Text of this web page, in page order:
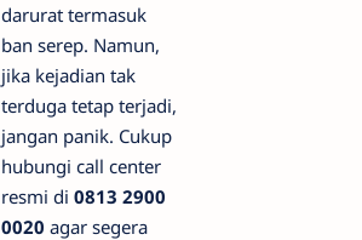
darurat termasuk
ban serep. Namun,
jika kejadian tak
terduga tetap terjadi,
jangan panik. Cukup
hubungi call center
resmi di 0813 2900
0020 agar segera